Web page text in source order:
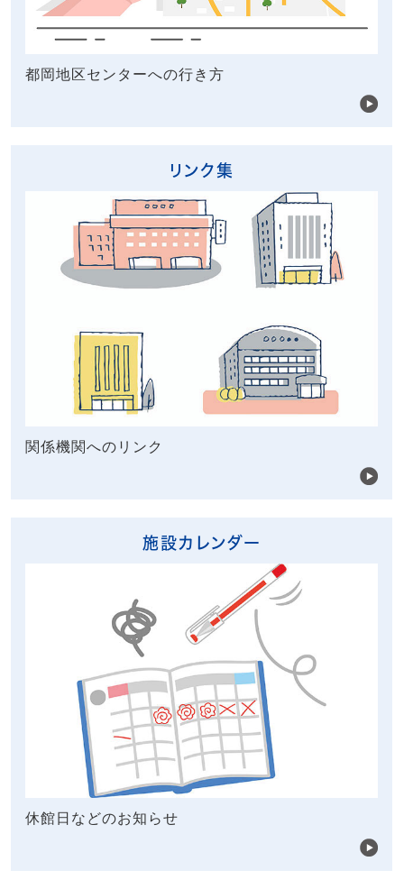
都岡地区センターへの行き方
リンク集
関係機関へのリンク
施設カレンダー
休館日などのお知らせ